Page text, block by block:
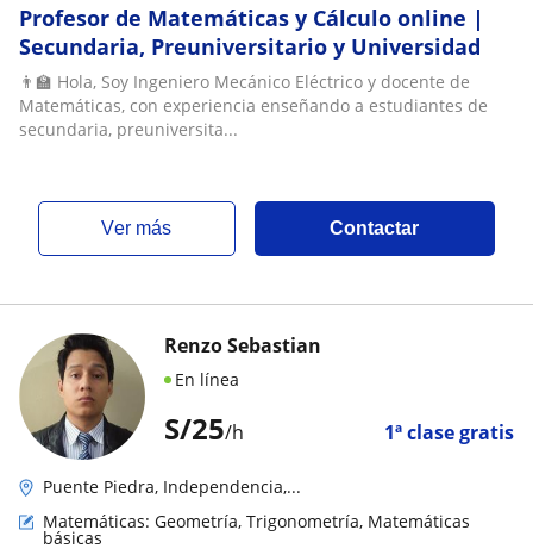
Profesor de Matemáticas y Cálculo online |
Secundaria, Preuniversitario y Universidad
👨‍🏫 Hola, Soy Ingeniero Mecánico Eléctrico y docente de
Matemáticas, con experiencia enseñando a estudiantes de
secundaria, preuniversita...
ver más Contactar
S/25/h 1ª clase gratis
Renzo Sebastian
En línea
Puente Piedra, Independencia,...
Matemáticas: Geometría, Trigonometría, Matemáticas
básicas